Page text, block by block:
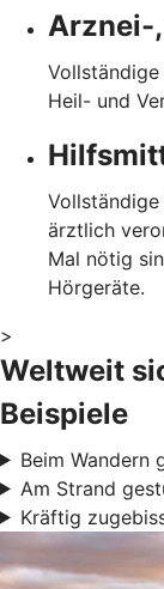
Arznei-
Vollständige
Heil- und
ärztlich
Mal nötig
Hörgeräte.
>
Weltweit
Beispiele
Beim Wandern
Am Strand
Kräftig